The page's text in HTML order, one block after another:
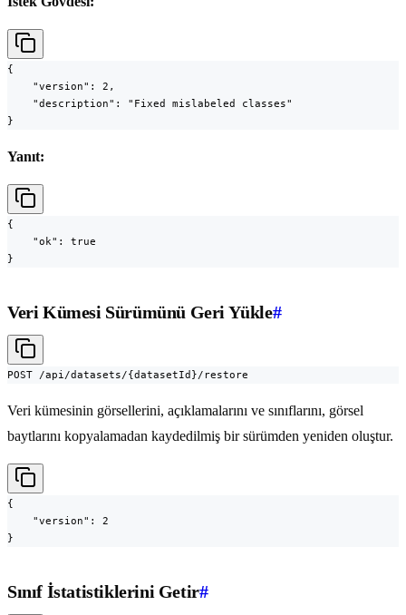
{
    "version": 2,
    "description": "Fixed mislabeled classes"
}
Yanıt:
{
    "ok": true
}
Veri Kümesi Sürümünü Geri Yükle#
POST /api/datasets/{datasetId}/restore
Veri kümesinin görsellerini, açıklamalarını ve sınıflarını, görsel
baytlarını kopyalamadan kaydedilmiş bir sürümden yeniden oluştur.
{
    "version": 2
}
Sınıf İstatistiklerini Getir#